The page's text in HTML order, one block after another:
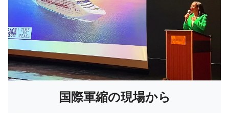
国際軍縮の現場から